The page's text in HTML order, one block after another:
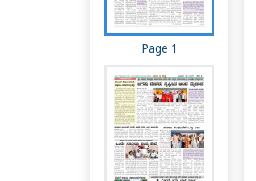
Page 1